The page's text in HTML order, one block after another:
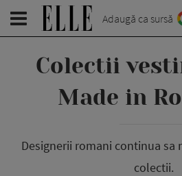
Adaugă ca sursă
Colectii
Made in
Designerii romani continua sa
colectii.